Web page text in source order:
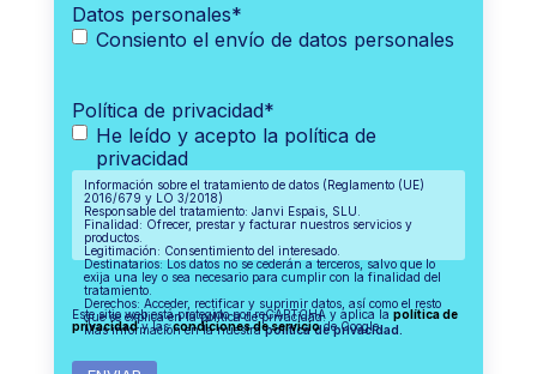
Datos personales*
Consiento el envío de datos personales
Política de privacidad*
He leído y acepto la política de
privacidad
Información sobre el tratamiento de datos (Reglamento (UE)
2016/679 y LO 3/2018)
Responsable del tratamiento: Janvi Espais, SLU.
Finalidad: Ofrecer, prestar y facturar nuestros servicios y
productos.
Legitimación: Consentimiento del interesado.
Destinatarios: Los datos no se cederán a terceros, salvo que lo
exija una ley o sea necesario para cumplir con la finalidad del
tratamiento.
Derechos: Acceder, rectificar y suprimir datos, así como el resto
que se explica en la política de privacidad.
Más información en la nuestrapolítica de privacidad.
Este sitio web está protegido por reCAPTCHA y aplica la política de
privacidady lascondiciones de serviciode Google.